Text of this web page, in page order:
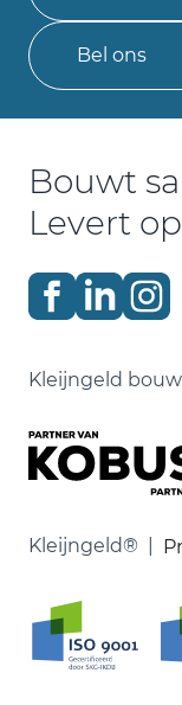
Bel ons
Bouwt
Levert
Kleijngeld
Kleijngeld® |